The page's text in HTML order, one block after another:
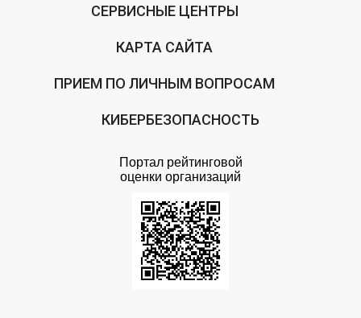
СЕРВИСНЫЕ ЦЕНТРЫ
КАРТА САЙТА
ПРИЕМ ПО ЛИЧНЫМ ВОПРОСАМ
КИБЕРБЕЗОПАСНОСТЬ
Портал рейтинговой
оценки организаций